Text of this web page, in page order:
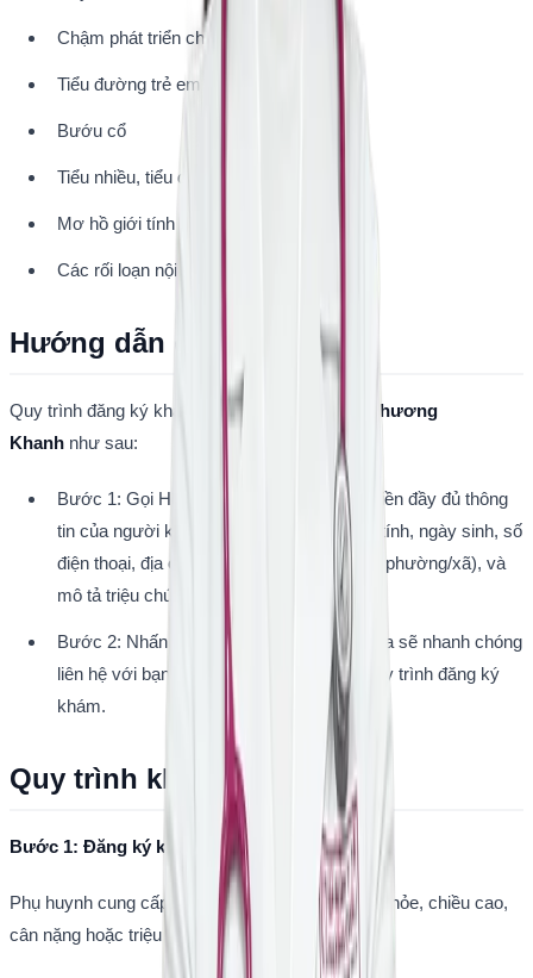
Chậm phát triển chiều cao
Tiểu đường trẻ em
Bướu cổ
Tiểu nhiều, tiểu dầm
Mơ hồ giới tính
Các rối loạn nội tiết ở trẻ em
Hướng dẫn đăng ký khám
Quy trình đăng ký khám
Bác sĩ CKII Nguyễn Phương
Khanh như sau:
Bước 1: Gọi Hotline: 0941298865 Hoặc Điền đầy đủ thông
tin của người khám, bao gồm họ tên, giới tính, ngày sinh, số
điện thoại, địa chỉ (tỉnh/thành, quận/huyện, phường/xã), và
mô tả triệu chứng (nếu có).
Bước 2: Nhấn nút "Đặt lịch". Thư ký y khoa sẽ nhanh chóng
liên hệ với bạn để xác nhận và hoàn tất quy trình đăng ký
khám.
Quy trình khám Nhi khoa
Bước 1: Đăng ký khám
Phụ huynh cung cấp thông tin về tình trạng sức khỏe, chiều cao,
cân nặng hoặc triệu chứng của trẻ.